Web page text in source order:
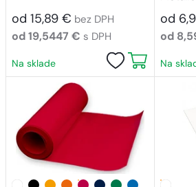
od 15,89 € bez DPH
od 19,5447 € s DPH
Na sklade
od
od
Na